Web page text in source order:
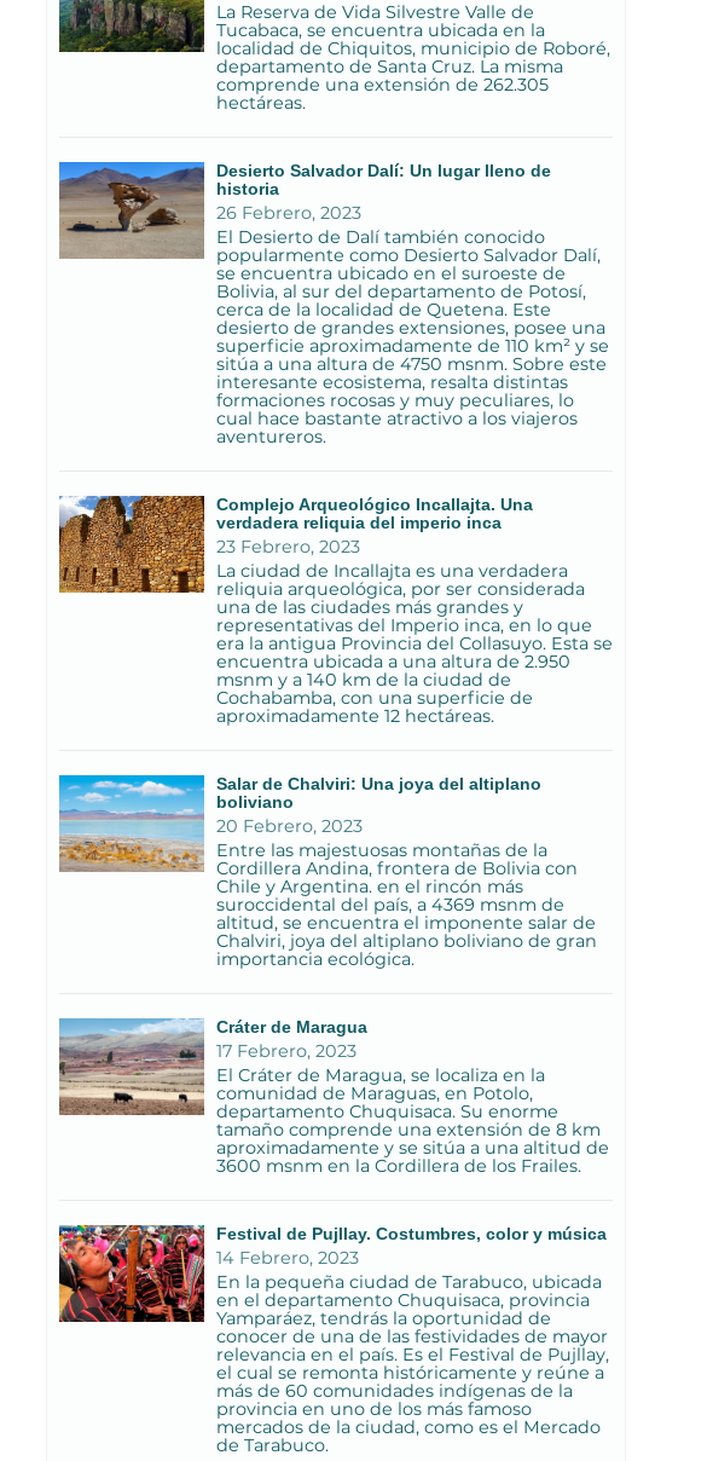
La Reserva de Vida Silvestre Valle de
Tucabaca, se encuentra ubicada en la
localidad de Chiquitos, municipio de Roboré,
departamento de Santa Cruz. La misma
comprende una extensión de 262.305
hectáreas.
Desierto Salvador Dalí: Un lugar lleno de
historia
26 Febrero, 2023
El Desierto de Dalí también conocido
popularmente como Desierto Salvador Dalí,
se encuentra ubicado en el suroeste de
Bolivia, al sur del departamento de Potosí,
cerca de la localidad de Quetena. Este
desierto de grandes extensiones, posee una
superficie aproximadamente de 110 km² y se
sitúa a una altura de 4750 msnm. Sobre este
interesante ecosistema, resalta distintas
formaciones rocosas y muy peculiares, lo
cual hace bastante atractivo a los viajeros
aventureros.
Complejo Arqueológico Incallajta. Una
verdadera reliquia del imperio inca
23 Febrero, 2023
La ciudad de Incallajta es una verdadera
reliquia arqueológica, por ser considerada
una de las ciudades más grandes y
representativas del Imperio inca, en lo que
era la antigua Provincia del Collasuyo. Esta se
encuentra ubicada a una altura de 2.950
msnm y a 140 km de la ciudad de
Cochabamba, con una superficie de
aproximadamente 12 hectáreas.
Salar de Chalviri: Una joya del altiplano
boliviano
20 Febrero, 2023
Entre las majestuosas montañas de la
Cordillera Andina, frontera de Bolivia con
Chile y Argentina. en el rincón más
suroccidental del país, a 4369 msnm de
altitud, se encuentra el imponente salar de
Chalviri, joya del altiplano boliviano de gran
importancia ecológica.
Cráter de Maragua
17 Febrero, 2023
El Cráter de Maragua, se localiza en la
comunidad de Maraguas, en Potolo,
departamento Chuquisaca. Su enorme
tamaño comprende una extensión de 8 km
aproximadamente y se sitúa a una altitud de
3600 msnm en la Cordillera de los Frailes.
Festival de Pujllay. Costumbres, color y música
14 Febrero, 2023
En la pequeña ciudad de Tarabuco, ubicada
en el departamento Chuquisaca, provincia
Yamparáez, tendrás la oportunidad de
conocer de una de las festividades de mayor
relevancia en el país. Es el Festival de Pujllay,
el cual se remonta históricamente y reúne a
más de 60 comunidades indígenas de la
provincia en uno de los más famoso
mercados de la ciudad, como es el Mercado
de Tarabuco.